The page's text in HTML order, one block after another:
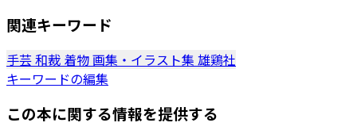
関連キーワード
手芸和裁 着物画集・イラスト集 雄鶏社
キーワードの編集
この本に関する情報を提供する